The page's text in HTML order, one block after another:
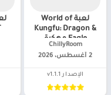
لعبة World of
Kungfu: Dragon &
Eagle مهكرة
ChillyRoom‏
2 أغسطس، 2026
الإصدار v1.1.1